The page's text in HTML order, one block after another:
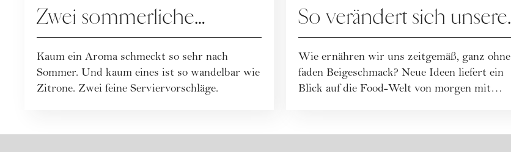
Zwei sommerliche
Rezepte mit Frischekick
Kaum ein Aroma schmeckt so sehr nach
Sommer. Und kaum eines ist so wandelbar wie
Zitrone. Zwei feine Serviervorschläge.
So verändert sich unsere
Ernährung
Wie ernähren wir uns zeitgemäß, ganz ohne
faden Beigeschmack? Neue Ideen liefert ein
Blick auf die Food-Welt von morgen mit